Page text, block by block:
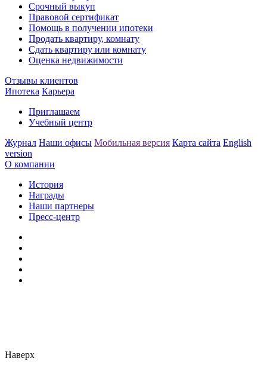
Срочный выкуп
Правовой сертификат
Помощь в получении ипотеки
Продать квартиру, комнату
Сдать квартиру или комнату
Оценка недвижимости
Отзывы клиентов
Ипотека Карьера
Приглашаем
Учебный центр
Журнал Наши офисы Мобильная версия Карта сайта English
version
О компании
История
Награды
Наши партнеры
Пресс-центр
Наверх